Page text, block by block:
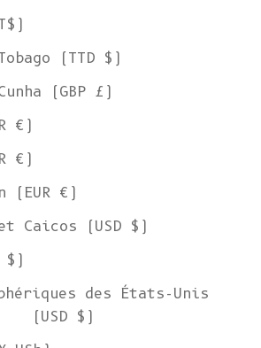
(TTD $)
(GBP £)
€)
€)
(EUR €)
Caicos (USD $)
$)
des États-Unis
(USD $)